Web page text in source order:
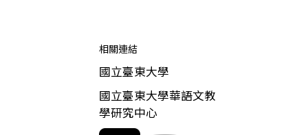
相關連結
國立臺東大學
國立臺東大學華語文教
學研究中心